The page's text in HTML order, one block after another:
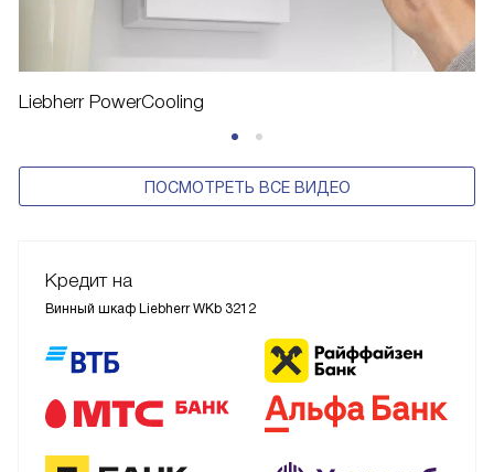
Liebherr PowerCooling
ПОСМОТРЕТЬ ВСЕ ВИДЕО
Кредит на
Винный шкаф Liebherr WKb 3212